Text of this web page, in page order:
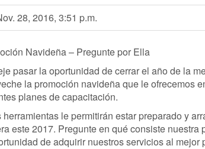
28, 2016, 3:51 p.m.
Navideña – Pregunte por Ella
pasar la oportunidad de cerrar el año de la
la promoción navideña que le ofrecemos
planes de capacitación.
herramientas le permitirán estar preparado y
este 2017. Pregunte en qué consiste nuestra
de adquirir nuestros servicios al mejor